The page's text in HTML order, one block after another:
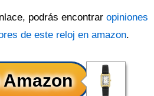
podrás encontrar opiniones
de este reloj en amazon.